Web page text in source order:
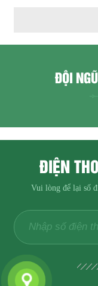
ĐỘI
ĐIỆN
Vui lòng để lại số